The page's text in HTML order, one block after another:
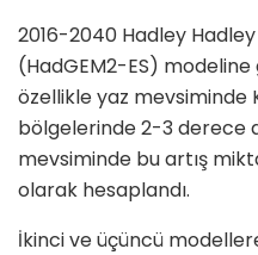
2016-2040 Hadley
(HadGEM2-ES) modeline
özellikle yaz mevsiminde
bölgelerinde 2-3 derece
mevsiminde bu artış
olarak hesaplandı.
İkinci ve üçüncü